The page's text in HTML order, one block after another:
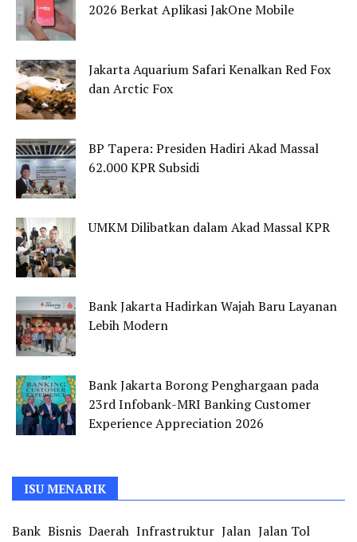
2026 Berkat Aplikasi JakOne Mobile
Jakarta Aquarium Safari Kenalkan Red Fox
dan Arctic Fox
BP Tapera: Presiden Hadiri Akad Massal
62.000 KPR Subsidi
UMKM Dilibatkan dalam Akad Massal KPR
Bank Jakarta Hadirkan Wajah Baru Layanan
Lebih Modern
Bank Jakarta Borong Penghargaan pada
23rd Infobank-MRI Banking Customer
Experience Appreciation 2026
ISU MENARIK
Bank Bisnis Daerah Infrastruktur Jalan Jalan Tol